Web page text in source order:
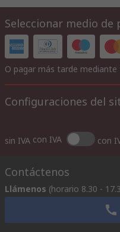
Seleccionar medio de
O pagar más tarde
Configuraciones del
sin IVA con IVA con
Contáctenos
Llámenos (horario 8.30 -